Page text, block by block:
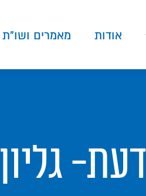
אודות מאמרים ושו"ת
5- דיני ערב שבת